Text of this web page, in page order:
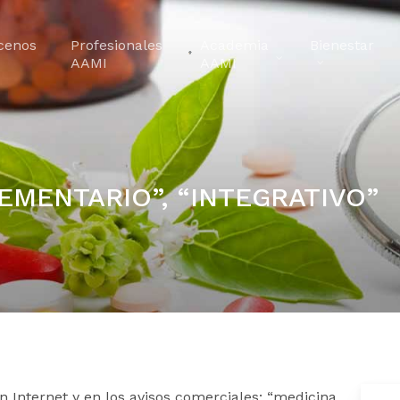
Profesionales
AAMI
AAMI
“INTEGRATIVO”